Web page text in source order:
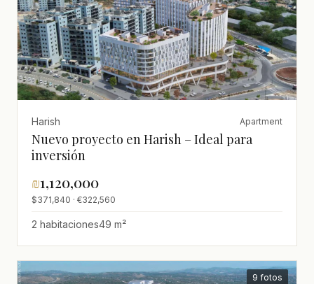
Harish Apartment
Nuevo proyecto en Harish – Ideal para
inversión
₪1,120,000
$371,840 · €322,560
2 habitaciones49 m²
9 fotos